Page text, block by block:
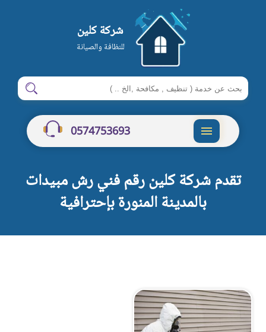
شركة كلين
للنظافة والصيانة
ابحث
في
شركة
كلين
ابحث
0574753693
تقدم شركة كلين رقم فني رش مبيدات
بالمدينة المنورة بإحترافية